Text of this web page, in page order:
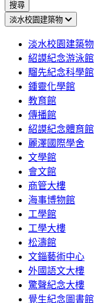
搜尋
淡水校園建築物
淡水校園建築物
紹謨紀念游泳館
騮先紀念科學館
鍾靈化學館
教育館
傳播館
紹謨紀念體育館
麗澤國際學舍
文學館
會文館
商管大樓
海事博物館
工學館
工學大樓
松濤館
文錙藝術中心
外國語文大樓
驚聲紀念大樓
覺生紀念圖書館